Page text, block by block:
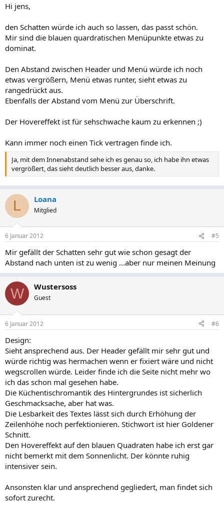
Hi jens,
den Schatten würde ich auch so lassen, das passt schön.
Mir sind die blauen quardratischen Menüpunkte etwas zu
dominat.
Den Abstand zwischen Header und Menü würde ich noch
etwas vergrößern, Menü etwas runter, sieht etwas zu
rangedrückt aus.
Ebenfalls der Abstand vom Menü zur Überschrift.
Der Hovereffekt ist für sehschwache kaum zu erkennen ;)
Kann immer noch einen Tick vertragen finde ich.
Ja, mit dem Innenabstand sehe ich es genau so, ich habe ihn etwas
vergrößert, das sieht deutlich besser aus, danke.
L Loana
Mitglied
6 Januar 2012 #5
Mir gefällt der Schatten sehr gut wie schon gesagt der
Abstand nach unten ist zu wenig ...aber nur meinen Meinung
W Wustersoss
Guest
6 Januar 2012 #6
Design:
Sieht ansprechend aus. Der Header gefällt mir sehr gut und
würde richtig was hermachen wenn er fixiert wäre und nicht
wegscrollen würde. Leider finde ich die Seite nicht mehr wo
ich das schon mal gesehen habe.
Die Küchentischromantik des Hintergrundes ist sicherlich
Geschmacksache, aber hat was.
Die Lesbarkeit des Textes lässt sich durch Erhöhung der
Zeilenhöhe noch perfektionieren. Stichwort ist hier Goldener
Schnitt.
Den Hovereffekt auf den blauen Quadraten habe ich erst gar
nicht bemerkt mit dem Sonnenlicht. Der könnte ruhig
intensiver sein.
Ansonsten klar und ansprechend gegliedert, man findet sich
sofort zurecht.